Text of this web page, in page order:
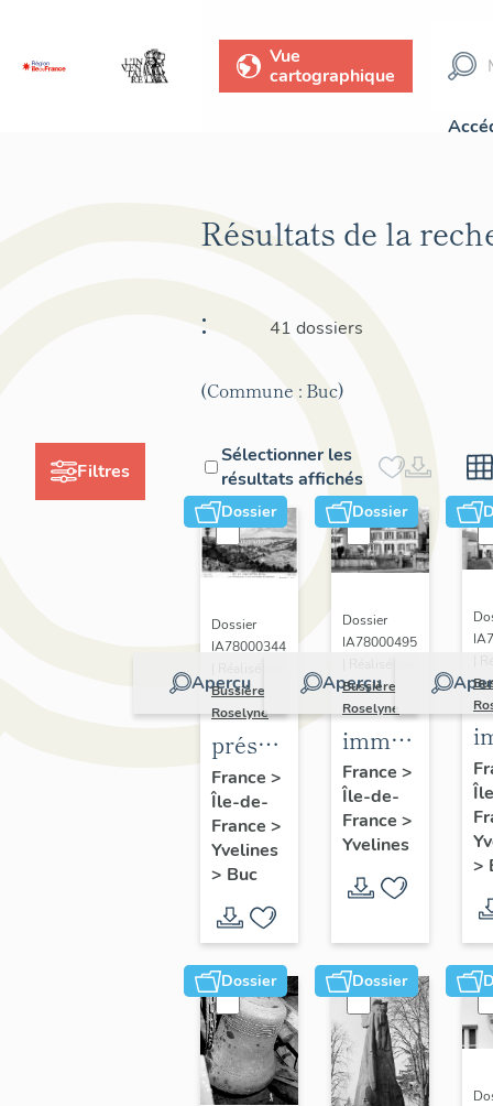
Vue
cartographique
Filtres
Résultats de la
:
41 dossiers
(Commune : Buc)
Sélectionner les
résultats affichés
Dossier
Aperçu
Dossier
IA78000344
Bussière
Roselyne
présentation
de la
commune
de Buc
France >
Île-de-
France >
Yvelines
> Buc
Dossier
Aperçu
Dossier
IA78000495
Bussière
Roselyne
immeubles,
maisons,
fermes
France >
Île-de-
France >
Yvelines
>
Dossier Dossier